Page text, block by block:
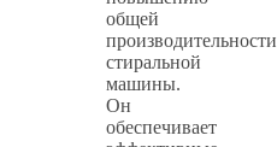
общей
производительности
стиральной
машины.
Он
обеспечивает